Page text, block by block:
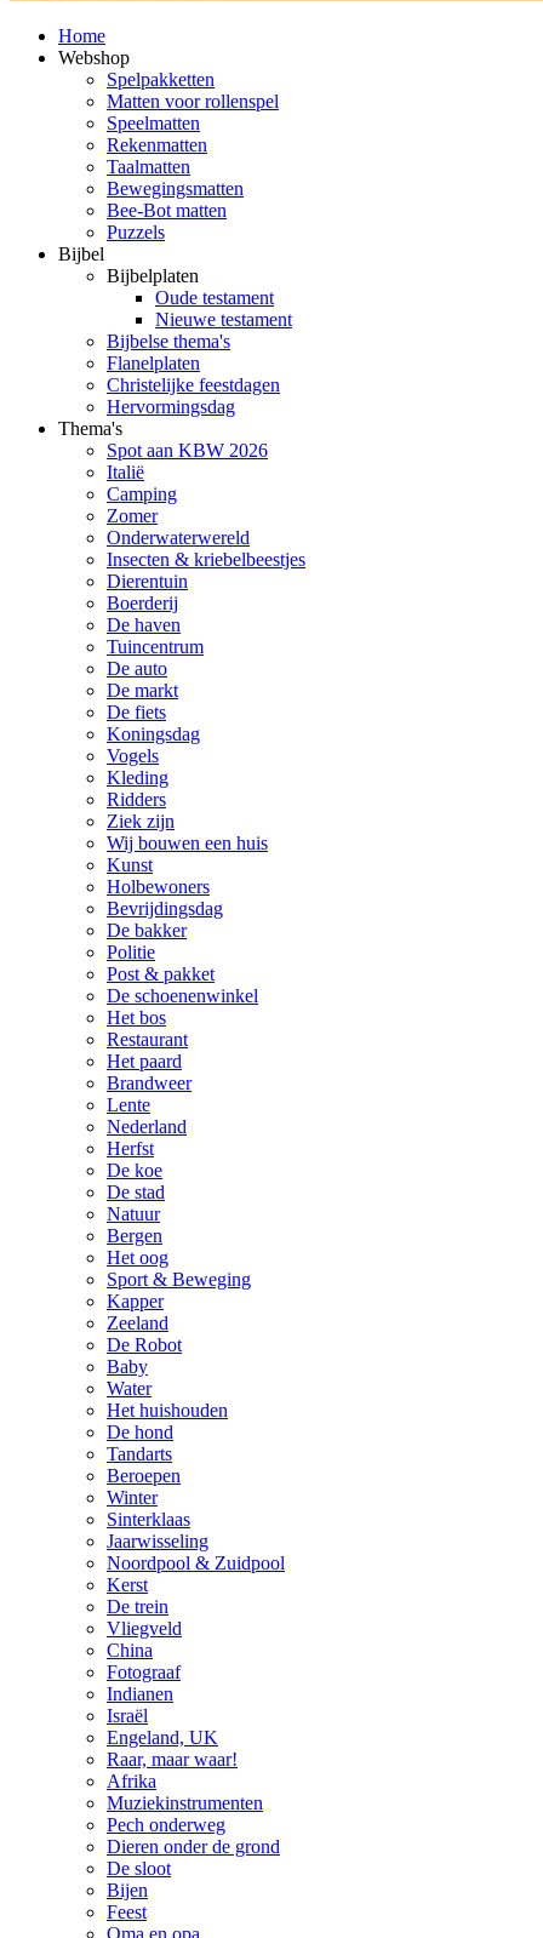
Home
Webshop
Spelpakketten
Matten voor rollenspel
Speelmatten
Rekenmatten
Taalmatten
Bewegingsmatten
Bee-Bot matten
Puzzels
Bijbel
Bijbelplaten
Oude testament
Nieuwe testament
Bijbelse thema's
Flanelplaten
Christelijke feestdagen
Hervormingsdag
Thema's
Spot aan KBW 2026
Italië
Camping
Zomer
Onderwaterwereld
Insecten & kriebelbeestjes
Dierentuin
Boerderij
De haven
Tuincentrum
De auto
De markt
De fiets
Koningsdag
Vogels
Kleding
Ridders
Ziek zijn
Wij bouwen een huis
Kunst
Holbewoners
Bevrijdingsdag
De bakker
Politie
Post & pakket
De schoenenwinkel
Het bos
Restaurant
Het paard
Brandweer
Lente
Nederland
Herfst
De koe
De stad
Natuur
Bergen
Het oog
Sport & Beweging
Kapper
Zeeland
De Robot
Baby
Water
Het huishouden
De hond
Tandarts
Beroepen
Winter
Sinterklaas
Jaarwisseling
Noordpool & Zuidpool
Kerst
De trein
Vliegveld
China
Fotograaf
Indianen
Israël
Engeland, UK
Raar, maar waar!
Afrika
Muziekinstrumenten
Pech onderweg
Dieren onder de grond
De sloot
Bijen
Feest
Oma en opa